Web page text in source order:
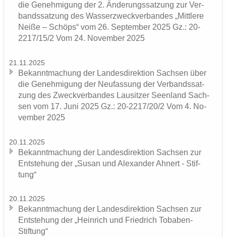
die Ge­neh­mi­gung der 2. Än­de­rungs­sat­zung zur Ver­
bands­sat­zung des Was­ser­zweck­ver­ban­des „Mitt­le­re
Neiße – Schöps“ vom 26. Sep­tem­ber 2025 Gz.: 20-
2217/15/2 Vom 24. No­vem­ber 2025
21.11.2025
Be­kannt­ma­chung der Lan­des­di­rek­ti­on Sach­sen über
die Ge­neh­mi­gung der Neu­fas­sung der Ver­bands­sat­
zung des Zweck­ver­ban­des Lau­sit­zer Se­en­land Sach­
sen vom 17. Juni 2025 Gz.: 20-2217/20/2 Vom 4. No­
vem­ber 2025
20.11.2025
Be­kannt­ma­chung der Lan­des­di­rek­ti­on Sach­sen zur
Ent­ste­hung der „Susan und Alex­an­der Ah­nert - Stif­
tung“
20.11.2025
Be­kannt­ma­chung der Lan­des­di­rek­ti­on Sach­sen zur
Ent­ste­hung der „Hein­rich und Fried­rich Tobaben-​
Stiftung“